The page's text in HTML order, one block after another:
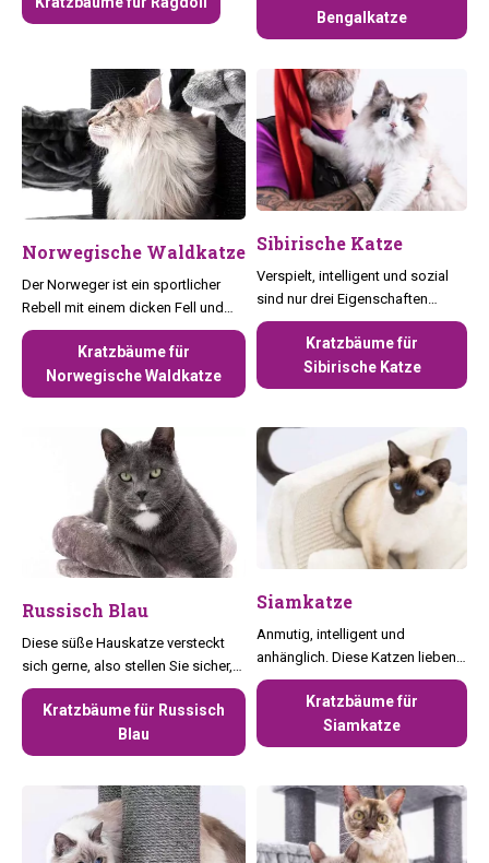
braucht.
vermeiden.Bengalkatze
Norwegische Waldkatze
Der Norweger ist ein sportlicher
Rebell mit einem dicken Fell und
liebt es, zu erkunden
Kratzbäume für
Norwegische Waldkatze
Sibirische Katze
Verspielt, intelligent und sozial
sind nur drei Eigenschaften
dieses sanften Riesen.
Kratzbäume für
Sibirische Katze
Russisch Blau
Diese süße Hauskatze versteckt
sich gerne, also stellen Sie sicher,
dass Sie einen Kratzbaum mit
vielen Versteckmöglichkeiten
Kratzbäume für Russisch
Blau
Siamkatze
Anmutig, intelligent und
anhänglich. Diese Katzen lieben
einen anspruchsvollen
Kratzbaum.Kratzbäume für
Siamkatze